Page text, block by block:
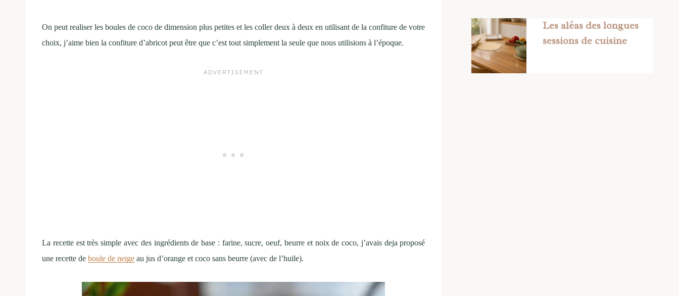
On peut realiser les boules de coco de dimension plus petites et les coller deux à deux en utilisant de la confiture de votre
choix, j’aime bien la confiture d’abricot peut être que c’est tout simplement la seule que nous utilisions à l’époque.
La recette est très simple avec des ingrédients de base : farine, sucre, oeuf, beurre et noix de coco, j’avais deja proposé
une recette de boule de neige au jus d’orange et coco sans beurre (avec de l’huile).
Les aléas des longues
sessions de cuisine